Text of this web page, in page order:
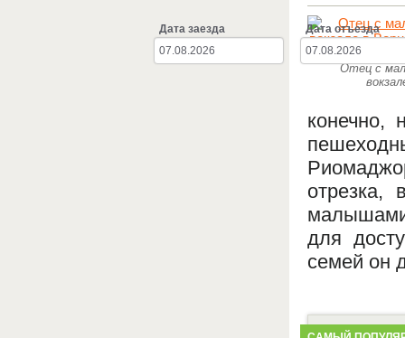
Дата заезда Дата отъезда
Отец с
конечно,
отрезка,
для
семей он
Детальнее